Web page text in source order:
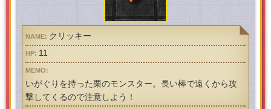
クリッキー
11
いがぐりを持った栗のモンスター。長い棒で遠くから攻
撃してくるので注意しよう！